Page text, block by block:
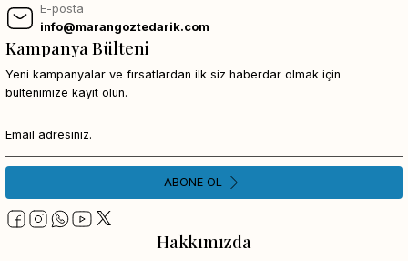
E-posta
info@marangoztedarik.com
Hakkımızda
Kampanya Bülteni
Yeni kampanyalar ve fırsatlardan ilk siz haberdar olmak için
bültenimize kayıt olun.
ABONE OL